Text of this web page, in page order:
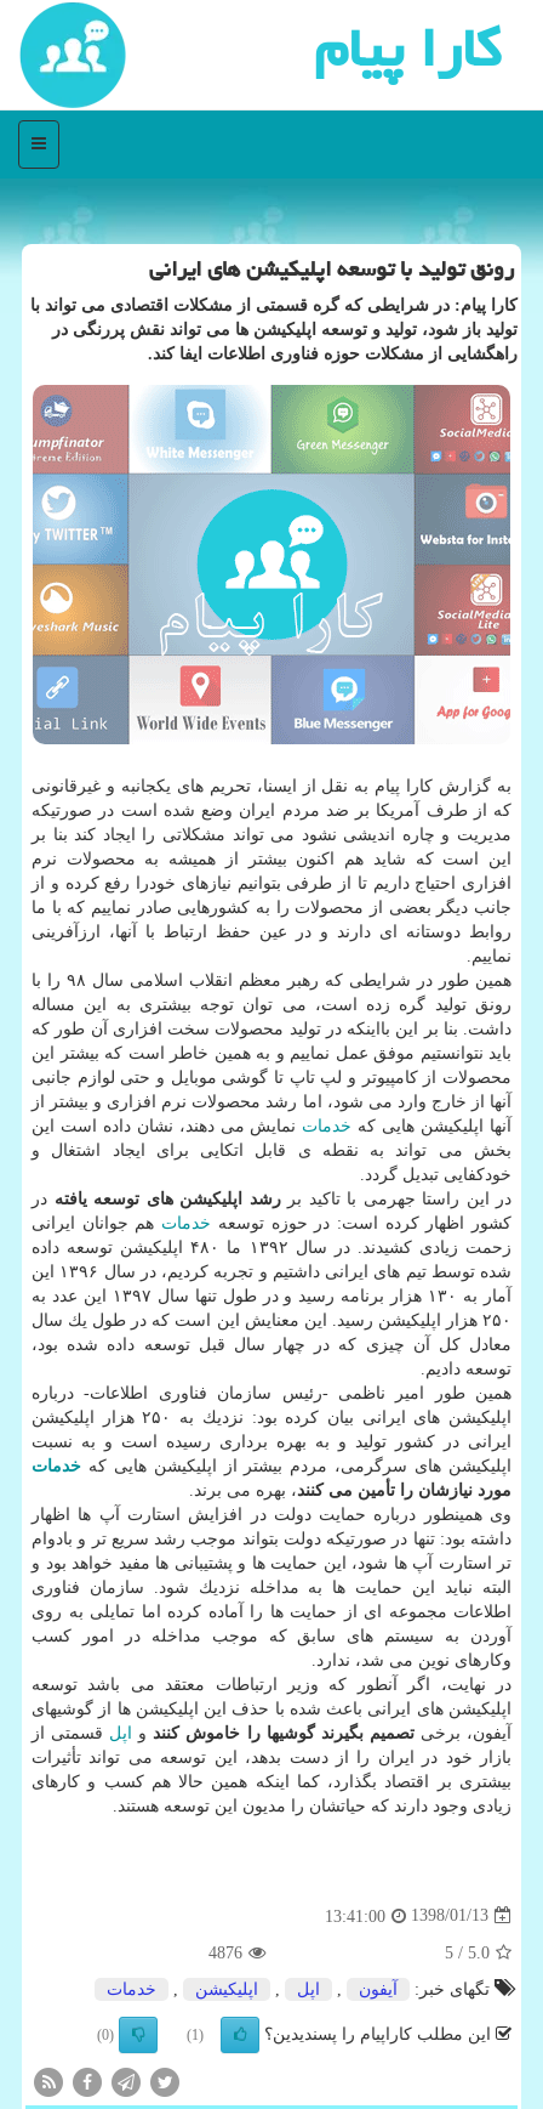
كارا پیام
منو
رونق تولید با توسعه اپلیكیشن های ایرانی
كارا پیام: در شرایطی كه گره قسمتی از مشكلات اقتصادی می تواند با
تولید باز شود، تولید و توسعه اپلیكیشن ها می تواند نقش پررنگی در
راهگشایی از مشكلات حوزه فناوری اطلاعات ایفا كند.
به گزارش كارا پیام به نقل از ایسنا، تحریم های یكجانبه و غیرقانونی
كه از طرف آمریكا بر ضد مردم ایران وضع شده است در صورتیكه
مدیریت و چاره اندیشی نشود می تواند مشكلاتی را ایجاد كند بنا بر
این است كه شاید هم اكنون بیشتر از همیشه به محصولات نرم
افزاری احتیاج داریم تا از طرفی بتوانیم نیازهای خودرا رفع كرده و از
جانب دیگر بعضی از محصولات را به كشورهایی صادر نماییم كه با ما
روابط دوستانه ای دارند و در عین حفظ ارتباط با آنها، ارزآفرینی
نماییم.
همین طور در شرایطی كه رهبر معظم انقلاب اسلامی سال ۹۸ را با
رونق تولید گره زده است، می توان توجه بیشتری به این مساله
داشت. بنا بر این بااینكه در تولید محصولات سخت افزاری آن طور كه
باید نتوانستیم موفق عمل نماییم و به همین خاطر است كه بیشتر این
محصولات از كامپیوتر و لپ تاپ تا گوشی موبایل و حتی لوازم جانبی
آنها از خارج وارد می شود، اما رشد محصولات نرم افزاری و بیشتر از
آنها اپلیكیشن هایی كه خدمات نمایش می دهند، نشان داده است این
بخش می تواند به نقطه ی قابل اتكایی برای ایجاد اشتغال و
خودكفایی تبدیل گردد.
در این راستا جهرمی با تاكید بر رشد اپلیكیشن های توسعه یافته در
كشور اظهار كرده است: در حوزه توسعه خدمات هم جوانان ایرانی
زحمت زیادی كشیدند. در سال ۱۳۹۲ ما ۴۸۰ اپلیكیشن توسعه داده
شده توسط تیم های ایرانی داشتیم و تجربه كردیم، در سال ۱۳۹۶ این
آمار به ۱۳۰ هزار برنامه رسید و در طول تنها سال ۱۳۹۷ این عدد به
۲۵۰ هزار اپلیكیشن رسید. این معنایش این است كه در طول یك سال
معادل كل آن چیزی كه در چهار سال قبل توسعه داده شده بود،
توسعه دادیم.
همین طور امیر ناظمی -رئیس سازمان فناوری اطلاعات- درباره
اپلیكیشن های ایرانی بیان كرده بود: نزدیك به ۲۵۰ هزار اپلیكیشن
ایرانی در كشور تولید و به بهره برداری رسیده است و به نسبت
اپلیكیشن های سرگرمی، مردم بیشتر از اپلیكیشن هایی كه خدمات
مورد نیازشان را تأمین می كنند، بهره می برند.
وی همینطور درباره حمایت دولت در افزایش استارت آپ ها اظهار
داشته بود: تنها در صورتیكه دولت بتواند موجب رشد سریع تر و بادوام
تر استارت آپ ها شود، این حمایت ها و پشتیبانی ها مفید خواهد بود و
البته نباید این حمایت ها به مداخله نزدیك شود. سازمان فناوری
اطلاعات مجموعه ای از حمایت ها را آماده كرده اما تمایلی به روی
آوردن به سیستم های سابق كه موجب مداخله در امور كسب
وكارهای نوین می شد، ندارد.
در نهایت، اگر آنطور كه وزیر ارتباطات معتقد می باشد توسعه
اپلیكیشن های ایرانی باعث شده با حذف این اپلیكیشن ها از گوشیهای
آیفون، برخی تصمیم بگیرند گوشیها را خاموش كنندو اپل قسمتی از
بازار خود در ایران را از دست بدهد، این توسعه می تواند تأثیرات
بیشتری بر اقتصاد بگذارد، كما اینكه همین حالا هم كسب و كارهای
زیادی وجود دارند كه حیاتشان را مدیون این توسعه هستند.
1398/01/13
13:41:00
5.0
/ 5
4876
تگهای خبر:
آیفون اپل اپلیكیشن خدمات
این مطلب کاراپیام را پسندیدین؟ (1)
(0)